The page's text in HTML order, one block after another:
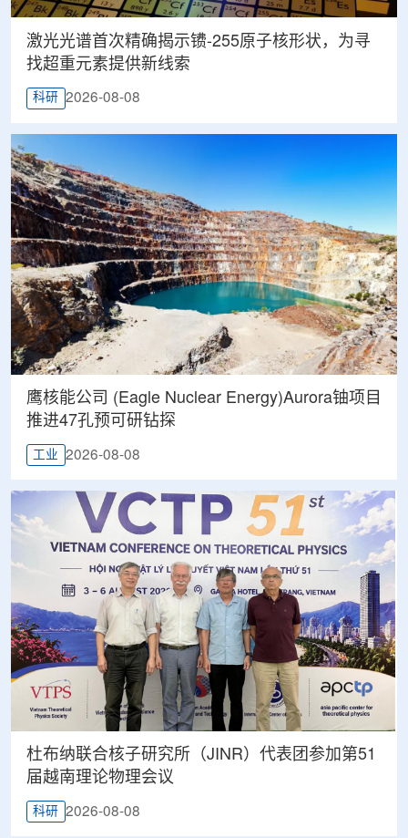
激光光谱首次精确揭示镄-255原子核形状，为寻
找超重元素提供新线索
科研 2026-08-08
鹰核能公司 (Eagle Nuclear Energy)Aurora铀项目
推进47孔预可研钻探
工业 2026-08-08
杜布纳联合核子研究所（JINR）代表团参加第51
届越南理论物理会议
科研 2026-08-08